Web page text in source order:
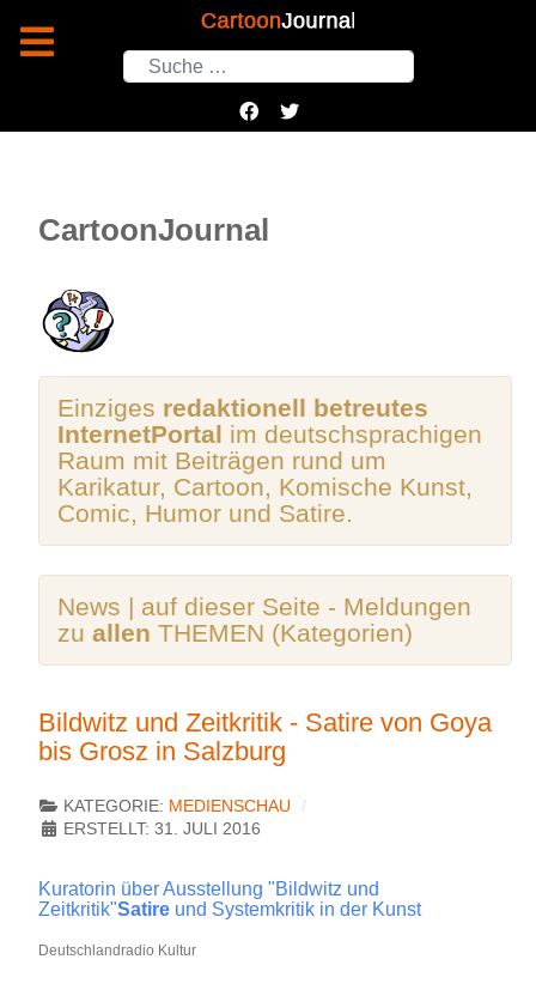
Suchen
CartoonJournal
Einziges redaktionell betreutes
InternetPortal im deutschsprachigen
Raum mit Beiträgen rund um
Karikatur, Cartoon, Komische Kunst,
Comic, Humor und Satire.
News | auf dieser Seite - Meldungen
zu allen THEMEN (Kategorien)
Bildwitz und Zeitkritik - Satire von Goya
bis Grosz in Salzburg
KATEGORIE: MEDIENSCHAU
ERSTELLT: 31. JULI 2016
Kuratorin über Ausstellung "Bildwitz und
Zeitkritik"Satire und Systemkritik in der Kunst
Deutschlandradio Kultur